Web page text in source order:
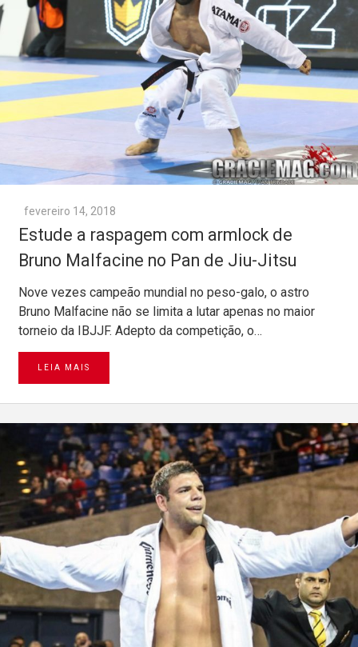
fevereiro 14, 2018
Estude a raspagem com armlock de
Bruno Malfacine no Pan de Jiu-Jitsu
Nove vezes campeão mundial no peso-galo, o astro
Bruno Malfacine não se limita a lutar apenas no maior
torneio da IBJJF. Adepto da competição, o…
LEIA MAIS